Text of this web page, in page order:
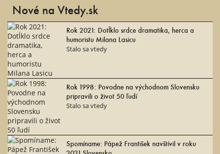
Nové na Vtedy.sk
Rok 2021: Dotĺklo srdce dramatika, herca a
humoristu Milana Lasicu
Stalo sa vtedy
Rok 1998: Povodne na východnom Slovensku
pripravili o život 50 ľudí
Stalo sa vtedy
Spomíname: Pápež František navštívil v roku